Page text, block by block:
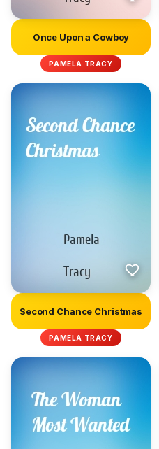
Once Upon a Cowboy
PAMELA TRACY
Second Chance Christmas
PAMELA TRACY